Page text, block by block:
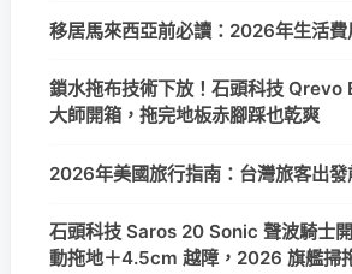
移居馬來西亞前必讀：2026年生活費
鎖水拖布技術下放！石頭科技 Qrevo
大師開箱，拖完地板赤腳踩也乾爽
2026年美國旅行指南：台灣旅客出
石頭科技 Saros 20 Sonic 聲波騎士
動拖地＋4.5cm 越障，2026 旗艦掃